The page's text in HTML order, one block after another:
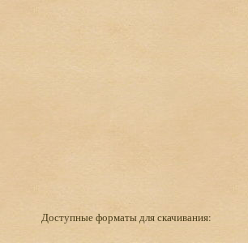
Доступные форматы для скачивания: